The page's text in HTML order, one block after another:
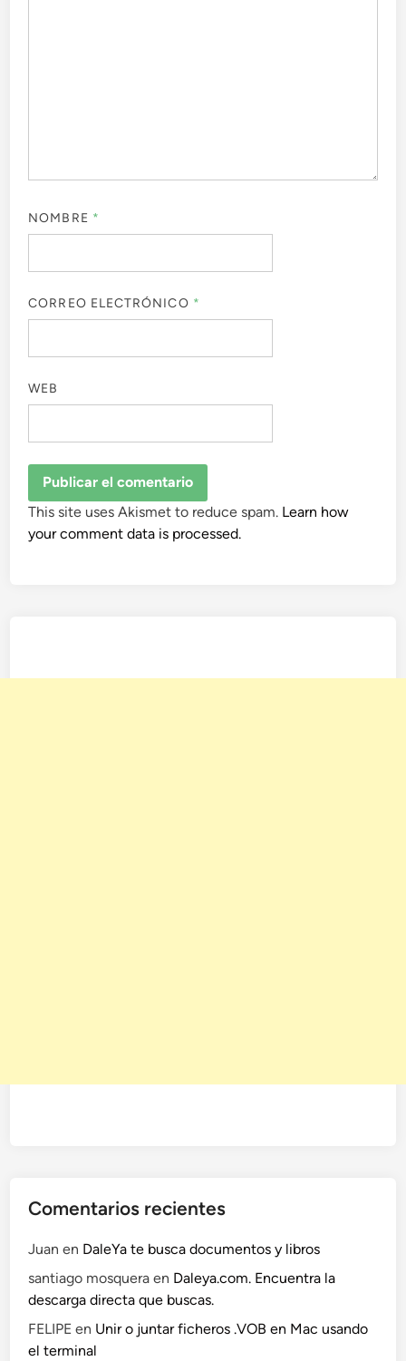
NOMBRE *
CORREO ELECTRÓNICO *
WEB
This site uses Akismet to reduce spam. Learn how
your comment data is processed.
Comentarios recientes
Juan en DaleYa te busca documentos y libros
santiago mosquera en Daleya.com. Encuentra la
descarga directa que buscas.
FELIPE en Unir o juntar ficheros .VOB en Mac usando
el terminal